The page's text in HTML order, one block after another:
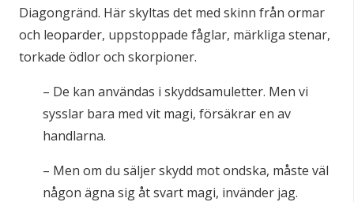
Diagongränd. Här skyltas det med skinn från ormar
och leoparder, uppstoppade fåglar, märkliga stenar,
torkade ödlor och skorpioner.
– De kan användas i skyddsamuletter. Men vi
sysslar bara med vit magi, försäkrar en av
handlarna.
– Men om du säljer skydd mot ondska, måste väl
någon ägna sig åt svart magi, invänder jag.